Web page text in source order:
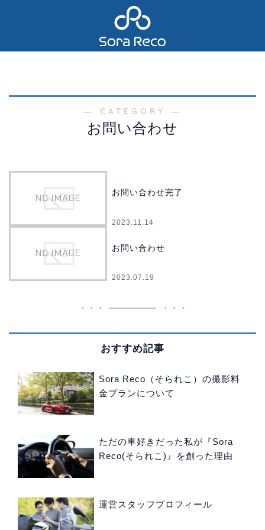
― CATEGORY ―
お問い合わせ
お問い合わせ完了
2023.11.14
お問い合わせ
2023.07.19
おすすめ記事
Sora Reco（そられこ）の撮影料
金プランについて
ただの車好きだった私が『Sora
Reco(そられこ)』を創った理由
運営スタッフプロフィール